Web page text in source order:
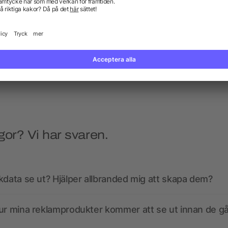
ljus
Vi har svaren.
se ut? Hjälper allbranded mig att skapa dem?
mina reklamprodukter kommer att se ut innan de